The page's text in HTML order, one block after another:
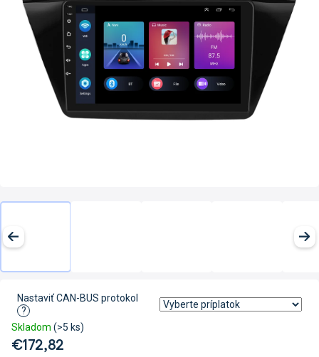
€172,82
Skladom (>5 ks)
Nastaviť CAN-BUS protokol
?